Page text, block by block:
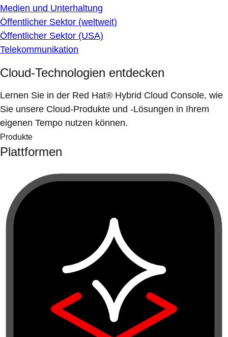
Medien und Unterhaltung
Öffentlicher Sektor (weltweit)
Öffentlicher Sektor (USA)
Telekommunikation
Cloud-Technologien entdecken
Lernen Sie in der Red Hat® Hybrid Cloud Console, wie
Sie unsere Cloud-Produkte und -Lösungen in Ihrem
eigenen Tempo nutzen können.
Produkte
Plattformen